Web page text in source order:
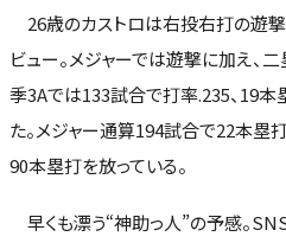
26歳のカストロは右投右打の遊撃
ビュー。メジャーでは遊撃に加え、
季3Aでは133試合で打率.235、19本
た。メジャー通算194試合で22本塁
90本塁打を放っている。
早くも漂う“神助っ人”の予感。